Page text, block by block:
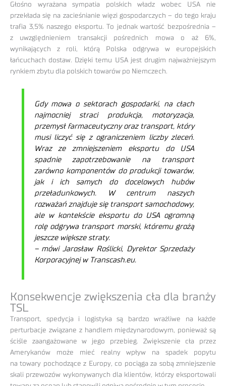
Głośno wyrażana sympatia polskich władz wobec USA nie
przekłada się na zacieśnianie więzi gospodarczych – do tego kraju
trafia 3,5% naszego eksportu. To jednak wartość bezpośrednia –
z uwzględnieniem transakcji pośrednich mowa o aż 6%,
wynikających z roli, którą Polska odgrywa w europejskich
łańcuchach dostaw. Dzięki temu USA jest drugim najważniejszym
rynkiem zbytu dla polskich towarów po Niemczech.
Gdy mowa o sektorach gospodarki, na cłach
najmocniej straci produkcja, motoryzacja,
przemysł farmaceutyczny oraz transport, który
musi liczyć się z ograniczeniem liczby zleceń.
Wraz ze zmniejszeniem eksportu do USA
spadnie zapotrzebowanie na transport
zarówno komponentów do produkcji towarów,
jak i ich samych do docelowych hubów
przeładunkowych. W centrum naszych
rozważań znajduje się transport samochodowy,
ale w kontekście eksportu do USA ogromną
rolę odgrywa transport morski, któremu grożą
jeszcze większe straty.
– mówi Jarosław Roślicki, Dyrektor Sprzedaży
Korporacyjnej w Transcash.eu.
Konsekwencje zwiększenia cła dla branży
TSL
Transport, spedycja i logistyka są bardzo wrażliwe na każde
perturbacje związane z handlem międzynarodowym, ponieważ są
ściśle zaangażowane w jego przebieg. Zwiększenie cła przez
Amerykanów może mieć realny wpływ na spadek popytu
na towary pochodzące z Europy, co pociąga za sobą zmniejszenie
skali przewozów wykonywanych dla klientów, którzy eksportowali